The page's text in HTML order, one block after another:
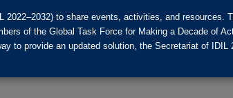
to share events, activities, and resources.
of the Global Task Force for Making a Decade of
to provide an updated solution, the Secretariat of IDIL